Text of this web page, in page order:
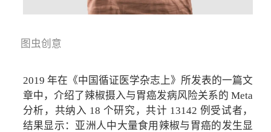
图虫创意
2019 年在《中国循证医学杂志上》所发表的一篇文
章中，介绍了辣椒摄入与胃癌发病风险关系的 Meta
分析，共纳入 18 个研究，共计 13142 例受试者，
结果显示：亚洲人中大量食用辣椒与胃癌的发生显